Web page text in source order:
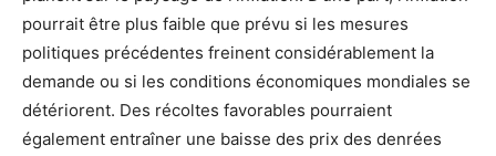
pourrait être plus faible que prévu si les mesures
politiques précédentes freinent considérablement la
demande ou si les conditions économiques mondiales se
détériorent. Des récoltes favorables pourraient
également entraîner une baisse des prix des denrées